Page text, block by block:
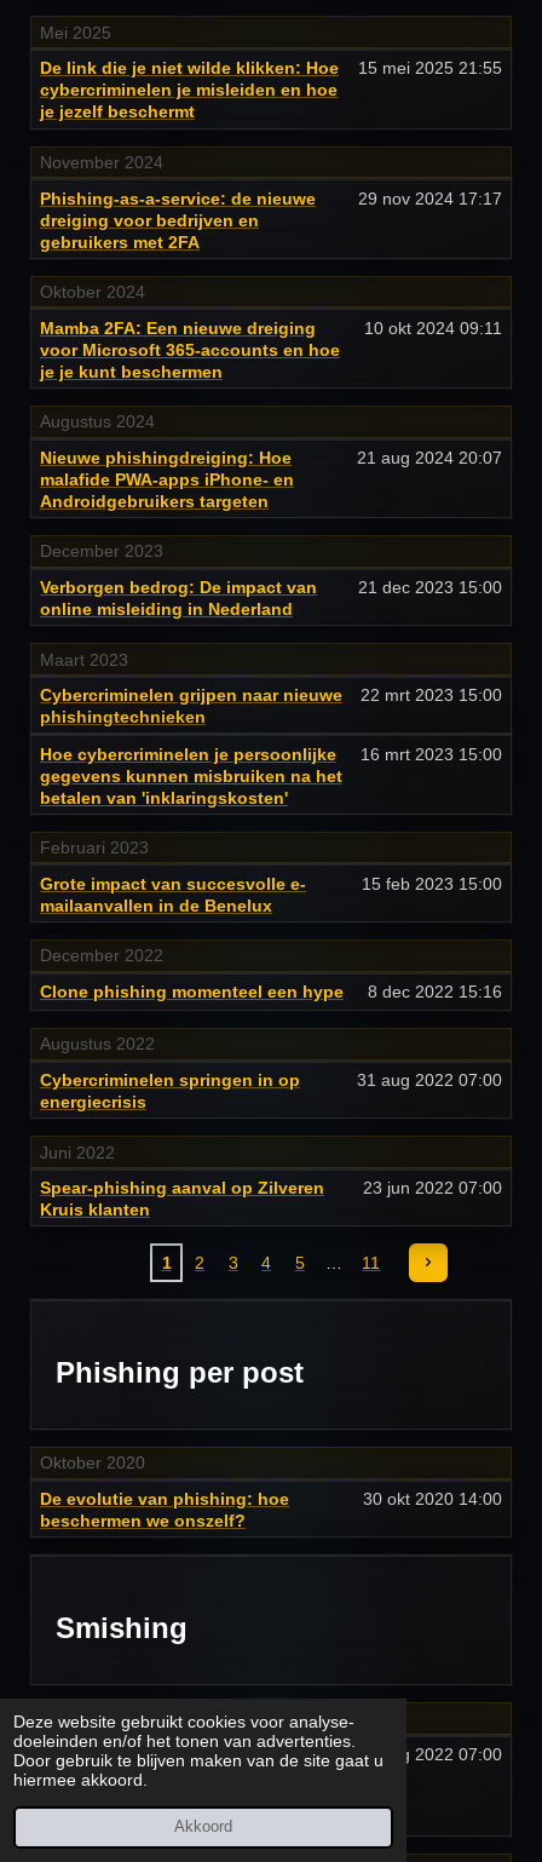
Deze website gebruikt cookies voor analyse-
doeleinden en/of het tonen van advertenties.
Door gebruik te blijven maken van de site gaat u
hiermee akkoord.
Akkoord
Mei 2025
De link die je niet wilde klikken: Hoe
cybercriminelen je misleiden en hoe
je jezelf beschermt
15 mei 2025 21:55
November 2024
Phishing-as-a-service: de nieuwe
dreiging voor bedrijven en
gebruikers met 2FA
29 nov 2024 17:17
Oktober 2024
Mamba 2FA: Een nieuwe dreiging
voor Microsoft 365-accounts en hoe
je je kunt beschermen
10 okt 2024 09:11
Augustus 2024
Nieuwe phishingdreiging: Hoe
malafide PWA-apps iPhone- en
Androidgebruikers targeten
21 aug 2024 20:07
December 2023
Verborgen bedrog: De impact van
online misleiding in Nederland
21 dec 2023 15:00
Maart 2023
Cybercriminelen grijpen naar nieuwe
phishingtechnieken
22 mrt 2023 15:00
Hoe cybercriminelen je persoonlijke
gegevens kunnen misbruiken na het
betalen van 'inklaringskosten'
16 mrt 2023 15:00
Februari 2023
Grote impact van succesvolle e-
mailaanvallen in de Benelux
15 feb 2023 15:00
December 2022
Clone phishing momenteel een hype
8 dec 2022 15:16
Augustus 2022
Cybercriminelen springen in op
energiecrisis
31 aug 2022 07:00
Juni 2022
Spear-phishing aanval op Zilveren
Kruis klanten
23 jun 2022 07:00
1 2 3 4 5 11
Phishing per post
Oktober 2020
De evolutie van phishing: hoe
beschermen we onszelf?
30 okt 2020 14:00
Smishing
Augustus 2022
Smishing versus phishing: Wat
hebben smishing cybercriminelen
17 aug 2022 07:00